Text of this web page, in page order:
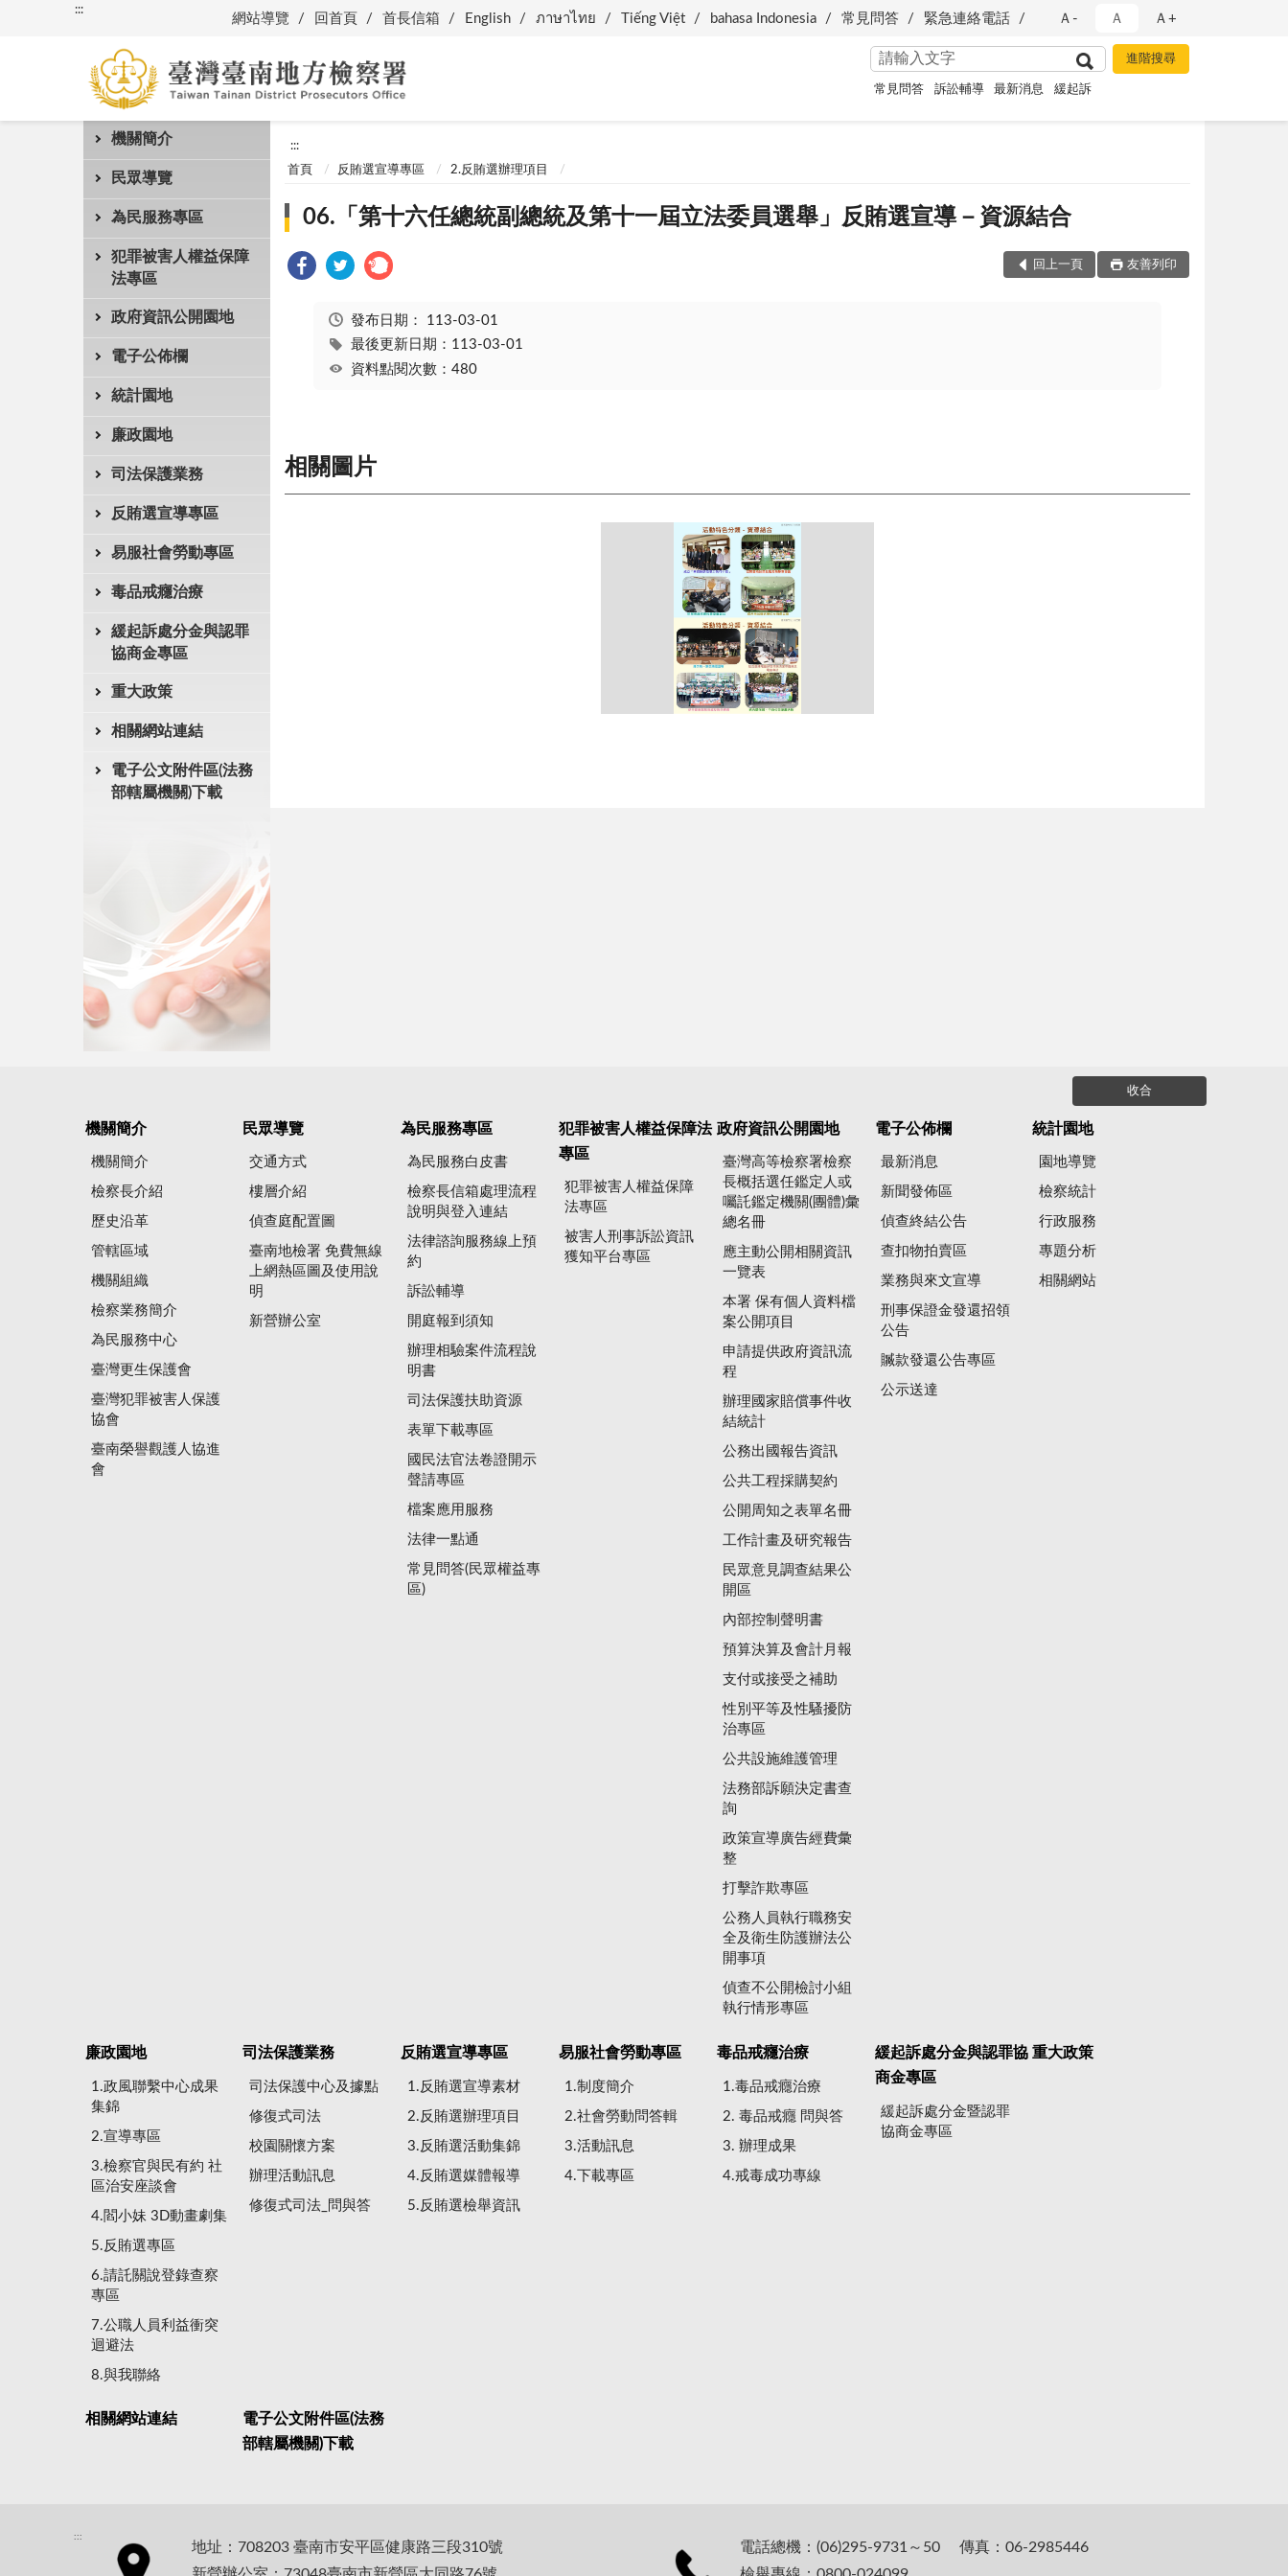
:::
網站導覽 回首頁 首長信箱 English ภาษาไทย Tiếng Việt bahasa Indonesia 常見問答 緊急連絡電話 Ａ- Ａ Ａ+
常見問答 訴訟輔導 最新消息 緩起訴
機關簡介
民眾導覽
為民服務專區
犯罪被害人權益保障
法專區
政府資訊公開園地
電子公佈欄
統計園地
廉政園地
司法保護業務
反賄選宣導專區
易服社會勞動專區
毒品戒癮治療
緩起訴處分金與認罪
協商金專區
重大政策
相關網站連結
電子公文附件區(法務
部轄屬機關)下載
:::
首頁 反賄選宣導專區 2.反賄選辦理項目
06.「第十六任總統副總統及第十一屆立法委員選舉」反賄選宣導－資源結合
回上一頁 友善列印
發布日期： 113-03-01
最後更新日期：113-03-01
資料點閱次數：480
相關圖片
收合
機關簡介
機關簡介
檢察長介紹
歷史沿革
管轄區域
機關組織
檢察業務簡介
為民服務中心
臺灣更生保護會
臺灣犯罪被害人保護
協會
臺南榮譽觀護人協進
會
民眾導覽
交通方式
樓層介紹
偵查庭配置圖
臺南地檢署 免費無線
上網熱區圖及使用說
明
新營辦公室
為民服務專區
為民服務白皮書
檢察長信箱處理流程
說明與登入連結
法律諮詢服務線上預
約
訴訟輔導
開庭報到須知
辦理相驗案件流程說
明書
司法保護扶助資源
表單下載專區
國民法官法卷證開示
聲請專區
檔案應用服務
法律一點通
常見問答(民眾權益專
區)
犯罪被害人權益保障法
專區
犯罪被害人權益保障
法專區
被害人刑事訴訟資訊
獲知平台專區
政府資訊公開園地
臺灣高等檢察署檢察
長概括選任鑑定人或
囑託鑑定機關(團體)彙
總名冊
應主動公開相關資訊
一覽表
本署 保有個人資料檔
案公開項目
申請提供政府資訊流
程
辦理國家賠償事件收
結統計
公務出國報告資訊
公共工程採購契約
公開周知之表單名冊
工作計畫及研究報告
民眾意見調查結果公
開區
內部控制聲明書
預算決算及會計月報
支付或接受之補助
性別平等及性騷擾防
治專區
公共設施維護管理
法務部訴願決定書查
詢
政策宣導廣告經費彙
整
打擊詐欺專區
公務人員執行職務安
全及衛生防護辦法公
開事項
偵查不公開檢討小組
執行情形專區
電子公佈欄
最新消息
新聞發佈區
偵查終結公告
查扣物拍賣區
業務與來文宣導
刑事保證金發還招領
公告
贓款發還公告專區
公示送達
統計園地
園地導覽
檢察統計
行政服務
專題分析
相關網站
廉政園地
1.政風聯繫中心成果
集錦
2.宣導專區
3.檢察官與民有約 社
區治安座談會
4.閻小妹 3D動畫劇集
5.反賄選專區
6.請託關說登錄查察
專區
7.公職人員利益衝突
迴避法
8.與我聯絡
司法保護業務
司法保護中心及據點
修復式司法
校園關懷方案
辦理活動訊息
修復式司法_問與答
反賄選宣導專區
1.反賄選宣導素材
2.反賄選辦理項目
3.反賄選活動集錦
4.反賄選媒體報導
5.反賄選檢舉資訊
易服社會勞動專區
1.制度簡介
2.社會勞動問答輯
3.活動訊息
4.下載專區
毒品戒癮治療
1.毒品戒癮治療
2. 毒品戒癮 問與答
3. 辦理成果
4.戒毒成功專線
緩起訴處分金與認罪協
商金專區
緩起訴處分金暨認罪
協商金專區
重大政策
相關網站連結
電子公文附件區(法務
部轄屬機關)下載
:::
地址：708203 臺南市安平區健康路三段310號
電話總機：(06)295-9731～50 傳真：06-2985446